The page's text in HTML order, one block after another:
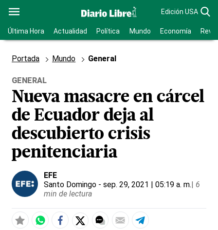
Edición USA
Última Hora Actualidad Política Mundo Economía
Portada Mundo General
GENERAL
Nueva masacre en cárcel
de Ecuador deja al
descubierto crisis
penitenciaria
EFE
Santo Domingo - sep. 29, 2021 | 05:19 a. m.| 6
min de lectura